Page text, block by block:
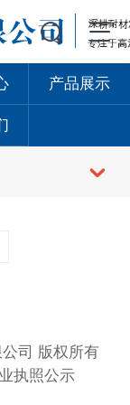
产品展示
司 版权所有
执照公示